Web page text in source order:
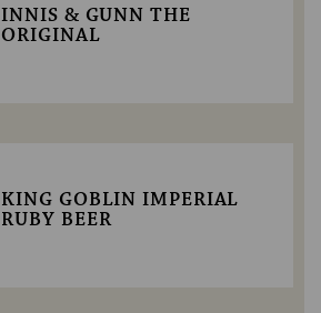
INNIS & GUNN THE
ORIGINAL
KING GOBLIN IMPERIAL
RUBY BEER